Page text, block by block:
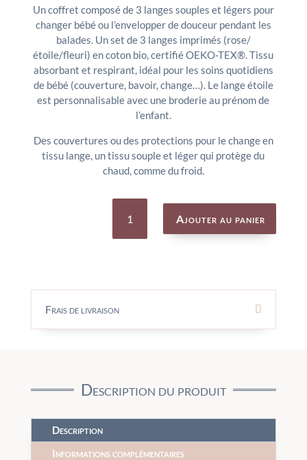
Un coffret composé de 3 langes souples et légers pour
changer bébé ou l’envelopper de douceur pendant les
balades. Un set de 3 langes imprimés (rose/
étoile/fleuri) en coton bio, certifié OEKO-TEX®. Tissu
absorbant et respirant, idéal pour les soins quotidiens
de bébé (couverture, bavoir, change…). Le lange étoile
est personnalisable avec une broderie au prénom de
l’enfant.
Des couvertures ou des protections pour le change en
tissu lange, un tissu souple et léger qui protège du
chaud, comme du froid.
quantité
3
de
-
MOULIN
ROTY
Ajouter au panier
Frais de livraison
Description du produit
Description
Informations complémentaires